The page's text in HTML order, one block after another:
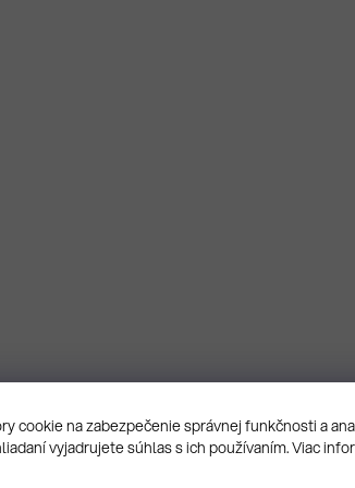
cookie na zabezpečenie správnej funkčnosti a
vyjadrujete súhlas s ich používaním. Viac